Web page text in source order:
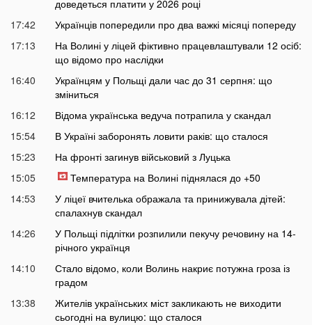
доведеться платити у 2026 році
17:42
Українців попередили про два важкі місяці попереду
17:13
На Волині у ліцей фіктивно працевлаштували 12 осіб:
що відомо про наслідки
16:40
Українцям у Польщі дали час до 31 серпня: що
зміниться
16:12
Відома українська ведуча потрапила у скандал
15:54
В Україні заборонять ловити раків: що сталося
15:23
На фронті загинув військовий з Луцька
15:05
Температура на Волині піднялася до +50
14:53
У ліцеї вчителька ображала та принижувала дітей:
спалахнув скандал
14:26
У Польщі підлітки розпилили пекучу речовину на 14-
річного українця
14:10
Стало відомо, коли Волинь накриє потужна гроза із
градом
13:38
Жителів українських міст закликають не виходити
сьогодні на вулицю: що сталося